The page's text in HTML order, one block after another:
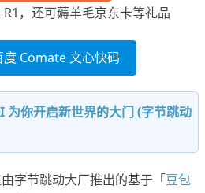
，还可薅羊毛京东卡等礼品
度 Comate 文心快码
为你开启新世界的大门 (字节跳动
字节跳动大厂推出的基于「豆包